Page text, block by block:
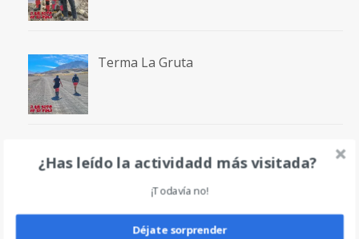
Terma La Gruta
Volcán San Francisco
¿Has leído la actividadd más visitada?
¡Todavía no!
Déjate sorprender